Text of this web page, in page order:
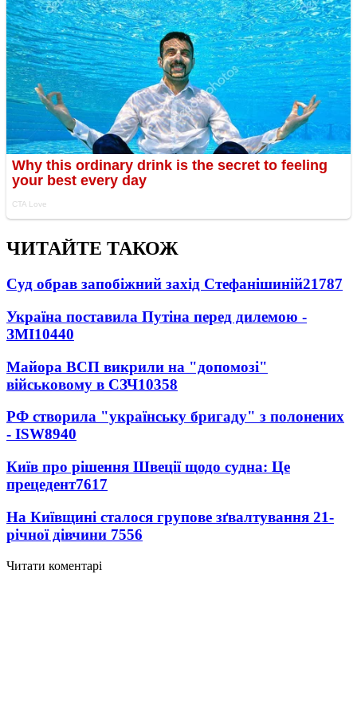
ЧИТАЙТЕ ТАКОЖ
Суд обрав запобіжний захід Стефанішиній21787
Україна поставила Путіна перед дилемою -
ЗМІ10440
Майора ВСП викрили на "допомозі"
військовому в СЗЧ10358
РФ створила "українську бригаду" з полонених
- ISW8940
Київ про рішення Швеції щодо судна: Це
прецедент7617
На Київщині сталося групове зґвалтування 21-
річної дівчини 7556
Читати коментарі